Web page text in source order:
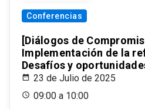
Conferencias
[Diálogos de
Implementación de la
Desafíos y
23 de Julio de 2025
09:00 a 10:00